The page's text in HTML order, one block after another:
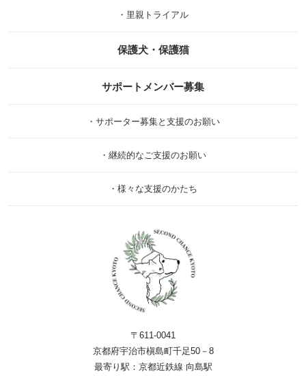
・里親トライアル
保護犬・保護猫
サポートメンバー募集
・サポーター募集と支援のお願い
・継続的なご支援のお願い
・様々な支援のかたち
〒611-0041
京都府宇治市槇島町千足50－8
最寄り駅：京都近鉄線 向島駅